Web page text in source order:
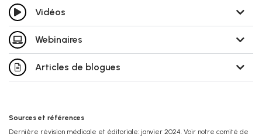
Vidéos
Webinaires
Articles de blogues
Sources et références
Dernière révision médicale et éditoriale: janvier 2024. Voir notre comité de